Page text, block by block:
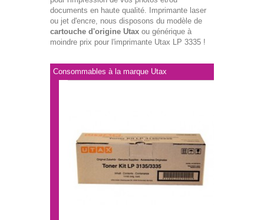
documents en haute qualité. Imprimante laser
ou jet d'encre, nous disposons du modèle de
cartouche d'origine Utax ou générique à
moindre prix pour l'imprimante Utax LP 3335 !
Consommables à la marque Utax